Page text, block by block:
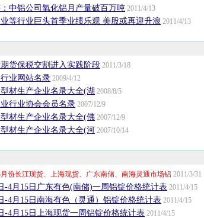
中铝公司氧化铝月产量破百万吨 2011/4/13
等行业巨头首季业绩乐观 美股或再迎升浪 2011/4/13
货保税交割进入实践阶段 2011/3/18
业网站名录 2009/4/12
材生产企业名录大全(湖 2008/8/5
行业协会会员名录 2007/12/9
材生产企业名录大全(佛 2007/12/9
材生产企业名录大全(河 2007/10/14
月份长江现货、上海现货、广东南储、南海灵通市场铝 2011/3/31
-4月15日广东有色(南储)一周铝锭价格统计表 2011/4/15
-4月15日南海有色（灵通）铝锭价格统计表 2011/4/15
-4月15日上海现货一周铝锭价格统计表 2011/4/15